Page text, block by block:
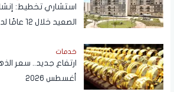
الصعيد
خدمات
أغسطس 2026